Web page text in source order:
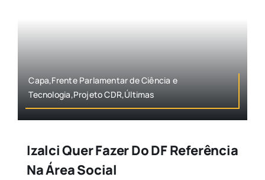
Capa,Frente Parlamentar de Ciência e
Tecnologia,Projeto CDR,Últimas
Izalci Quer Fazer Do DF Referência
Na Área Social